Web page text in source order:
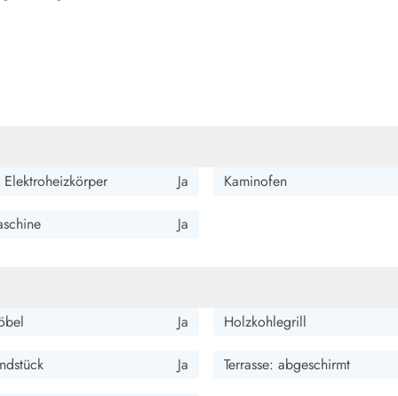
Ja Kaminofen
Ja
Ja Holzkohlegrill
Ja Terrasse: abgeschirmt